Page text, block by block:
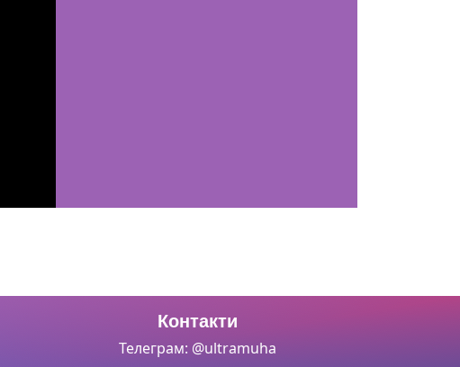
Контакти
Телеграм: @ultramuha